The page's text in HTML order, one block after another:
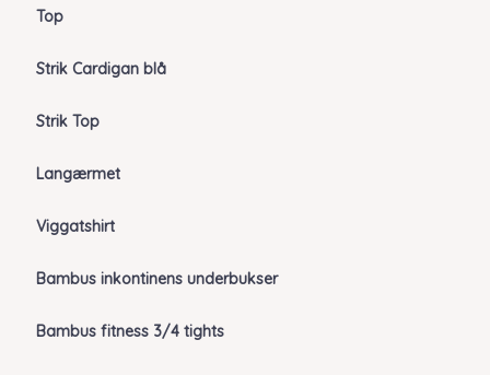
Top
Strik Cardigan blå
Strik Top
Langærmet
Viggatshirt
Bambus inkontinens underbukser
Bambus fitness 3/4 tights